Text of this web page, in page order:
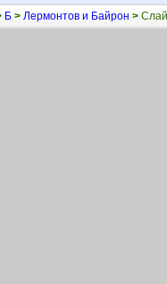
Б > Лермонтов и Байрон >